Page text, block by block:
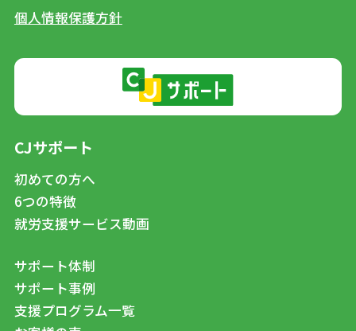
個人情報保護方針
CJサポート
初めての方へ
6つの特徴
就労支援サービス動画
サポート体制
サポート事例
支援プログラム一覧